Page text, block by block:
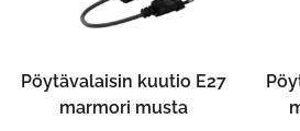
Pöytävalaisin kuutio E27
marmori musta